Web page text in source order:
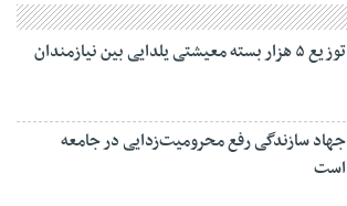
توزیع ۵ هزار بسته معیشتی یلدایی بین نیازمندان
جهاد سازندگی رفع محرومیت‌زدایی در جامعه
است